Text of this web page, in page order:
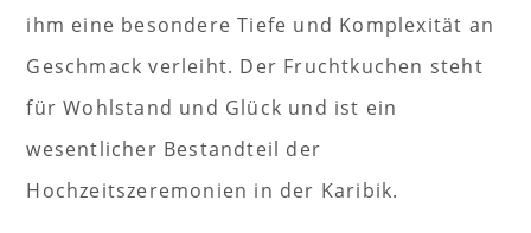
ihm eine besondere Tiefe und Komplexität an
Geschmack verleiht. Der Fruchtkuchen steht
für Wohlstand und Glück und ist ein
wesentlicher Bestandteil der
Hochzeitszeremonien in der Karibik.